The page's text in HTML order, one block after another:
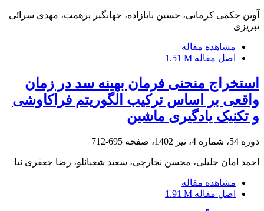
آوین حکمی کرمانی، حسین بابازاده، جهانگیر پرهمت، مهدی سرائی
تبریزی
مشاهده مقاله
اصل مقاله 1.51 M
استخراج منحنی فرمان بهینه سد در زمان
واقعی بر اساس ترکیب الگوریتم فراکاوشی
و تکنیک یادگیری ماشین
دوره 54، شماره 4، تیر 1402، صفحه 695-712
احمد امان جلیلی، محسن نجارچی، سعید شعبانلو، رضا جعفری نیا
مشاهده مقاله
اصل مقاله 1.91 M